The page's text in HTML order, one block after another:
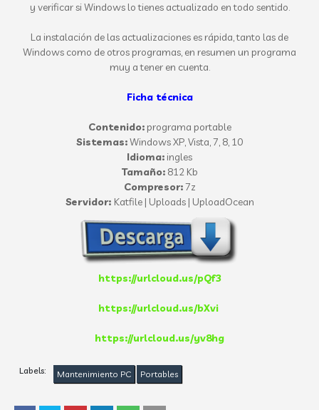
y verificar si Windows lo tienes actualizado en todo sentido.
La instalación de las actualizaciones es rápida, tanto las de
Windows como de otros programas, en resumen un programa
muy a tener en cuenta.
Ficha técnica
Contenido:programa portable
Sistemas:Windows XP, Vista, 7, 8, 10
Idioma: ingles
Tamaño:812 Kb
Compresor:7z
Servidor: Katfile | Uploads | UploadOcean
https://urlcloud.us/pQf3
https://urlcloud.us/bXvi
https://urlcloud.us/yv8hg
Labels: Mantenimiento PC Portables